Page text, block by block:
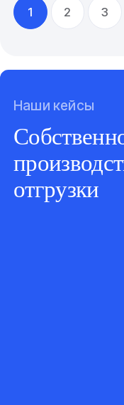
1 2 3
Наши кейсы
отгрузки